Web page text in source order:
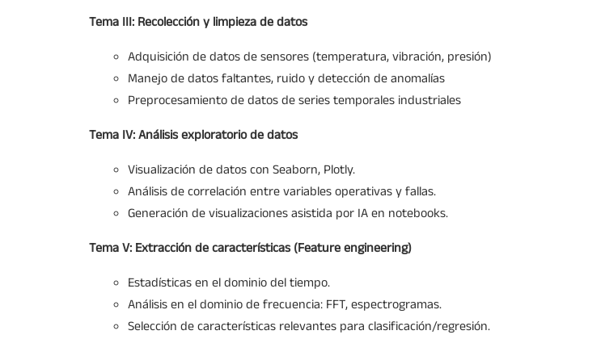
Tema III: Recolección y limpieza de datos
Adquisición de datos de sensores (temperatura, vibración, presión)
Manejo de datos faltantes, ruido y detección de anomalías
Preprocesamiento de datos de series temporales industriales
Tema IV: Análisis exploratorio de datos
Visualización de datos con Seaborn, Plotly.
Análisis de correlación entre variables operativas y fallas.
Generación de visualizaciones asistida por IA en notebooks.
Tema V: Extracción de características (Feature engineering)
Estadísticas en el dominio del tiempo.
Análisis en el dominio de frecuencia: FFT, espectrogramas.
Selección de características relevantes para clasificación/regresión.